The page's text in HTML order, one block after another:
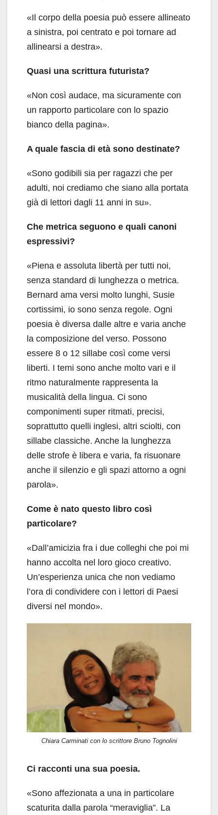
«Il corpo della poesia può essere allineato
a sinistra, poi centrato e poi tornare ad
allinearsi a destra».
Quasi una scrittura futurista?
«Non così audace, ma sicuramente con
un rapporto particolare con lo spazio
bianco della pagina».
A quale fascia di età sono destinate?
«Sono godibili sia per ragazzi che per
adulti, noi crediamo che siano alla portata
già di lettori dagli 11 anni in su».
Che metrica seguono e quali canoni
espressivi?
«Piena e assoluta libertà per tutti noi,
senza standard di lunghezza o metrica.
Bernard ama versi molto lunghi, Susie
cortissimi, io sono senza regole. Ogni
poesia è diversa dalle altre e varia anche
la composizione del verso. Possono
essere 8 o 12 sillabe così come versi
liberti. I temi sono anche molto vari e il
ritmo naturalmente rappresenta la
musicalità della lingua. Ci sono
componimenti super ritmati, precisi,
soprattutto quelli inglesi, altri sciolti, con
sillabe classiche. Anche la lunghezza
delle strofe è libera e varia, fa risuonare
anche il silenzio e gli spazi attorno a ogni
parola».
Come è nato questo libro così
particolare?
«Dall’amicizia fra i due colleghi che poi mi
hanno accolta nel loro gioco creativo.
Un’esperienza unica che non vediamo
l’ora di condividere con i lettori di Paesi
diversi nel mondo».
Chiara Carminati con lo scrittore Bruno Tognolini
Ci racconti una sua poesia.
«Sono affezionata a una in particolare
scaturita dalla parola “meraviglia”. La